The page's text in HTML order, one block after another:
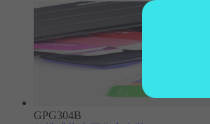
GPG304B